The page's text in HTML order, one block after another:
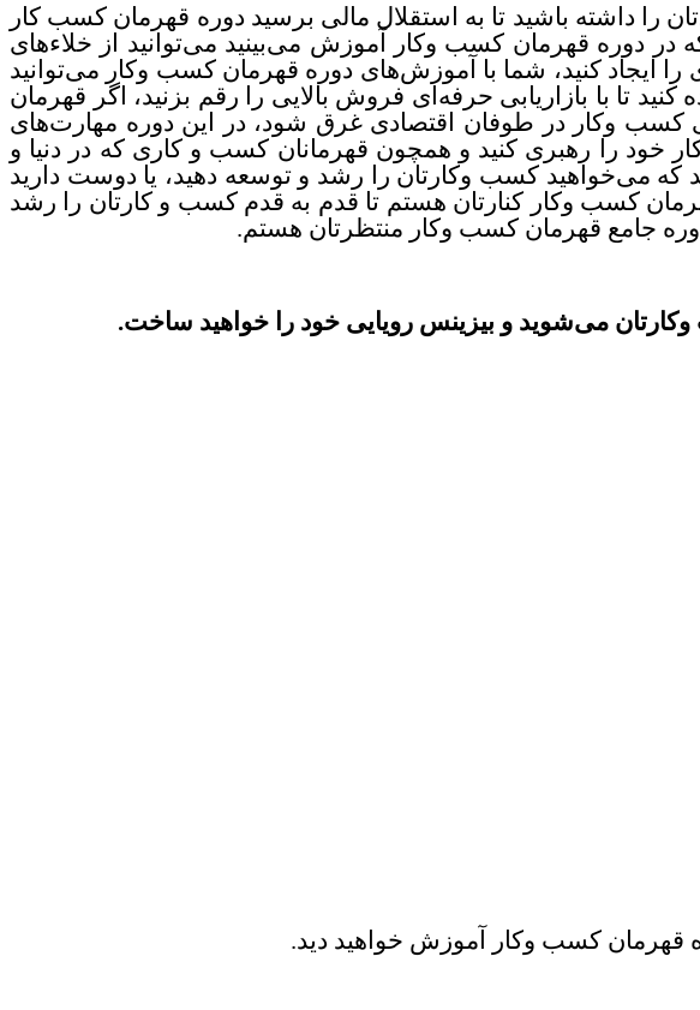
داشته باشید تا به استقلال مالی برسید دوره قهرمان کسب کار
در دوره قهرمان کسب وکار آموزش می‌بینید می‌توانید از خلاء‌های
را ایجاد کنید، شما با آموزش‌های دوره قهرمان کسب وکار می‌توانید
تا با بازاریابی حرفه‌ای فروش بالایی را رقم بزنید، اگر قهرمان
کسب وکار در طوفان اقتصادی غرق شود، در این دوره مهارت‌های
را رهبری کنید و همچون قهرمانان کسب و کاری که در دنیا و
می‌خواهید کسب وکارتان را رشد و توسعه دهید، یا دوست دارید
کسب وکار کنارتان هستم تا قدم به قدم کسب و کارتان را رشد
جامع قهرمان کسب وکار منتظرتان هستم.
می‌شوید و بیزینس رویایی خود را خواهید ساخت.
قهرمان کسب وکار آموزش خواهید دید.